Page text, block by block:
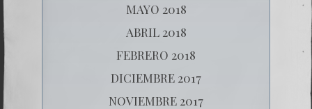
MAYO 2018
ABRIL 2018
FEBRERO 2018
DICIEMBRE 2017
NOVIEMBRE 2017